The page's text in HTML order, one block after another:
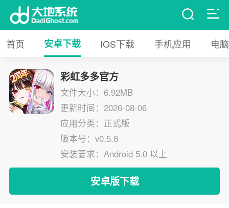
首页 安卓下载 IOS下载 手机应用 电
彩虹多多官方
文件大小：6.92MB
更新时间：2026-08-06
应用分类：正式版
版本号：v0.5.8
安装要求：Android 5.0 以上
安卓版下载